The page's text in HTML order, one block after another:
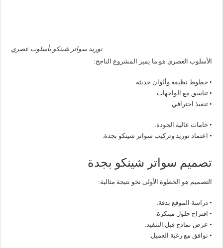
توريد سواتر شينكو بأسلوب عصري
الأسلوب العصري هو ما يميز المشروع الناجح:
• خطوط نظيفة وألوان حديثة.
• تناسق مع الواجهات.
• تنفيذ احترافي.
• خامات عالية الجودة.
• اعتماد توريد وتركيب سواتر شينكو بجدة.
تصميم سواتر شينكو بجدة
التصميم هو الخطوة الأولى نحو نتيجة مثالية:
• دراسة الموقع بدقة.
• اقتراح حلول مبتكرة.
• عرض نماذج قبل التنفيذ.
• توافق مع رغبة العميل.